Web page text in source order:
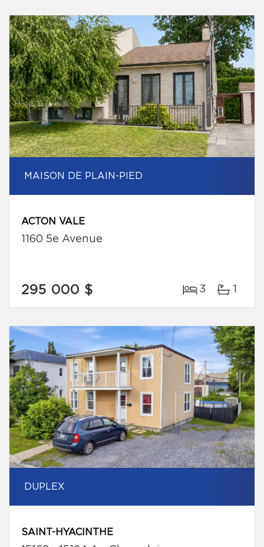
MAISON DE PLAIN-PIED
ACTON VALE
1160 5e Avenue
295 000 $ 3 1
DUPLEX
SAINT-HYACINTHE